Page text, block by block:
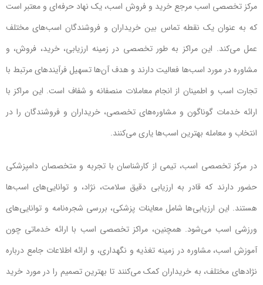
مرکز تخصصی اسب مرجع خرید و فروش اسب، یک نهاد حرفه‌ای و معتبر است
که به عنوان یک نقطه تماس بین خریداران و فروشندگان اسب‌های مختلف
عمل می‌کند. این مراکز به طور تخصصی در زمینه ارزیابی، خرید، فروش، و
مشاوره در مورد اسب‌ها فعالیت دارند و هدف آن‌ها تسهیل فرآیندهای مرتبط با
تجارت اسب و اطمینان از انجام معاملات منصفانه و شفاف است. این مراکز با
ارائه خدمات گوناگون و مشاوره‌های تخصصی، خریداران و فروشندگان را در
انتخاب و معامله بهترین اسب‌ها یاری می‌کنند.
در مرکز تخصصی اسب، تیمی از کارشناسان با تجربه و متخصصان دامپزشکی
حضور دارند که قادر به ارزیابی دقیق سلامت، نژاد، و توانایی‌های اسب‌ها
هستند. این ارزیابی‌ها شامل معاینات پزشکی، بررسی شجره‌نامه و توانایی‌های
ورزشی اسب می‌شود. همچنین، مراکز تخصصی اسب با ارائه خدماتی چون
آموزش اسب، مشاوره در زمینه تغذیه و نگهداری، و ارائه اطلاعات جامع درباره
نژادهای مختلف، به خریداران کمک می‌کنند تا بهترین تصمیم را در مورد خرید